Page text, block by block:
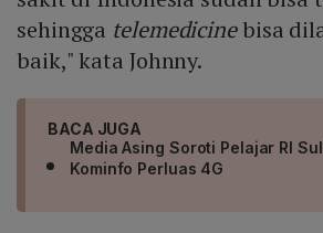
sehingga telemedicinebisa
baik," kata Johnny.
BACA JUGA
Media Asing Soroti Pelajar RI
Kominfo Perluas 4G